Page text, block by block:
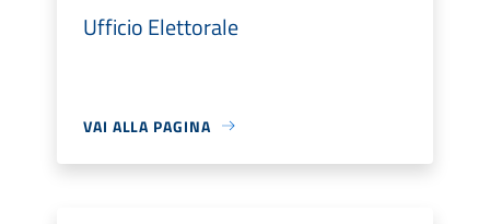
Ufficio Elettorale
VAI ALLA PAGINA